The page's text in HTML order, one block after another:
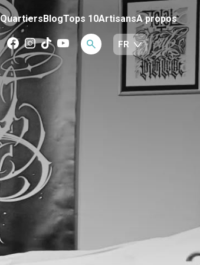
QuartiersBlogTops 10ArtisansA propos